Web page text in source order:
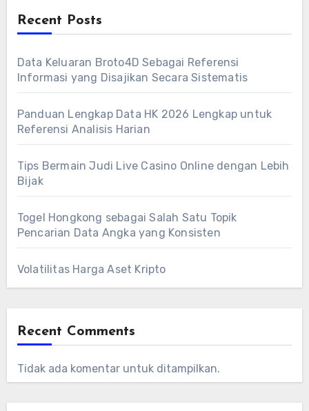
Recent Posts
Data Keluaran Broto4D Sebagai Referensi
Informasi yang Disajikan Secara Sistematis
Panduan Lengkap Data HK 2026 Lengkap untuk
Referensi Analisis Harian
Tips Bermain Judi Live Casino Online dengan Lebih
Bijak
Togel Hongkong sebagai Salah Satu Topik
Pencarian Data Angka yang Konsisten
Volatilitas Harga Aset Kripto
Recent Comments
Tidak ada komentar untuk ditampilkan.